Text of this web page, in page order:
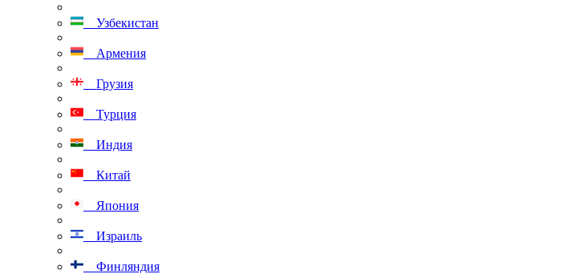
Узбекистан
Армения
Грузия
Турция
Индия
Китай
Япония
Израиль
Финляндия